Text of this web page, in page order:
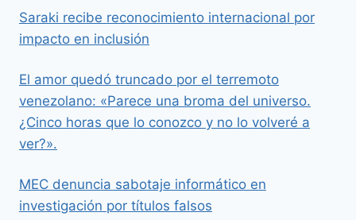
Saraki recibe reconocimiento internacional por
impacto en inclusión
El amor quedó truncado por el terremoto
venezolano: «Parece una broma del universo.
¿Cinco horas que lo conozco y no lo volveré a
ver?».
MEC denuncia sabotaje informático en
investigación por títulos falsos